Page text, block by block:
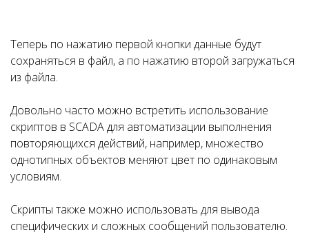
Теперь по нажатию первой кнопки данные будут
сохраняться в файл, а по нажатию второй загружаться
из файла.
Довольно часто можно встретить использование
скриптов в SCADA для автоматизации выполнения
повторяющихся действий, например, множество
однотипных объектов меняют цвет по одинаковым
условиям.
Скрипты также можно использовать для вывода
специфических и сложных сообщений пользователю.